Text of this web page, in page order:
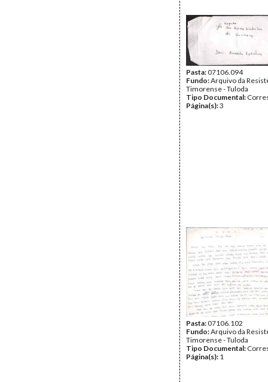
Pasta:07106.094
Fundo:Arquivo da
Timorense - Tuloda
Tipo Documental:
Página(s):3
Pasta:07106.102
Fundo:Arquivo da
Timorense - Tuloda
Tipo Documental:
Página(s): 1